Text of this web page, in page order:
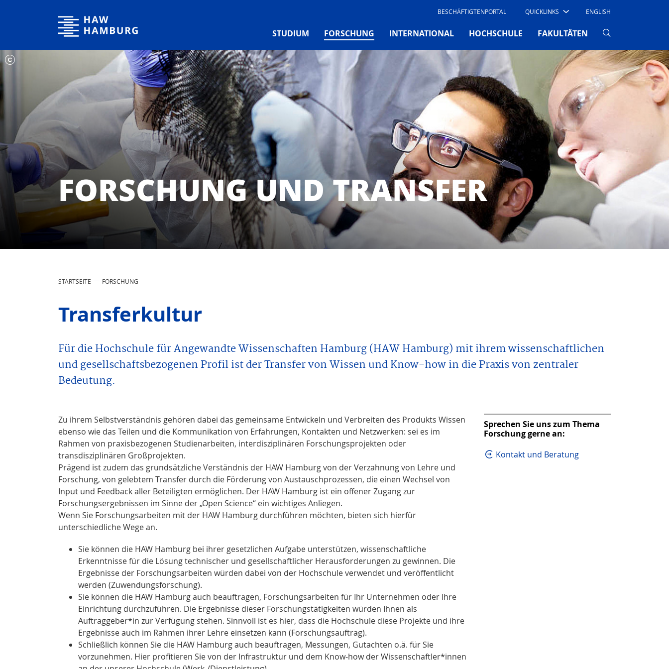
Hochschule für Angewandte Wissenschaften Hamburg BESCHÄFTIGTENPORTAL QUICKLINKS ENGLISH
STUDIUM FORSCHUNG (CURRENT)
INTERNATIONAL HOCHSCHULE FAKULTÄTEN
FORSCHUNG UND TRANSFER
STARTSEITE FORSCHUNG
Transferkultur
Für die Hochschule für Angewandte Wissenschaften Hamburg (HAW Hamburg) mit ihrem wissenschaftlichen
und gesellschaftsbezogenen Profil ist der Transfer von Wissen und Know-how in die Praxis von zentraler
Bedeutung.
Zu ihrem Selbstverständnis gehören dabei das gemeinsame Entwickeln und Verbreiten des Produkts Wissen
ebenso wie das Teilen und die Kommunikation von Erfahrungen, Kontakten und Netzwerken: sei es im
Rahmen von praxisbezogenen Studienarbeiten, interdisziplinären Forschungsprojekten oder
transdisziplinären Großprojekten.
Prägend ist zudem das grundsätzliche Verständnis der HAW Hamburg von der Verzahnung von Lehre und
Forschung, von gelebtem Transfer durch die Förderung von Austauschprozessen, die einen Wechsel von
Input und Feedback aller Beteiligten ermöglichen. Der HAW Hamburg ist ein offener Zugang zur
Forschungsergebnissen im Sinne der „Open Science“ ein wichtiges Anliegen.
Wenn Sie Forschungsarbeiten mit der HAW Hamburg durchführen möchten, bieten sich hierfür
unterschiedliche Wege an.
Sie können die HAW Hamburg bei ihrer gesetzlichen Aufgabe unterstützen, wissenschaftliche
Erkenntnisse für die Lösung technischer und gesellschaftlicher Herausforderungen zu gewinnen. Die
Ergebnisse der Forschungsarbeiten würden dabei von der Hochschule verwendet und veröffentlicht
werden (Zuwendungsforschung).
Sie können die HAW Hamburg auch beauftragen, Forschungsarbeiten für Ihr Unternehmen oder Ihre
Einrichtung durchzuführen. Die Ergebnisse dieser Forschungstätigkeiten würden Ihnen als
Auftraggeber*in zur Verfügung stehen. Sinnvoll ist es hier, dass die Hochschule diese Projekte und ihre
Ergebnisse auch im Rahmen ihrer Lehre einsetzen kann (Forschungsauftrag).
Schließlich können Sie die HAW Hamburg auch beauftragen, Messungen, Gutachten o.ä. für Sie
vorzunehmen. Hier profitieren Sie von der Infrastruktur und dem Know-how der Wissenschaftler*innen
Sprechen Sie uns zum Thema
Forschung gerne an:
Kontakt und Beratung